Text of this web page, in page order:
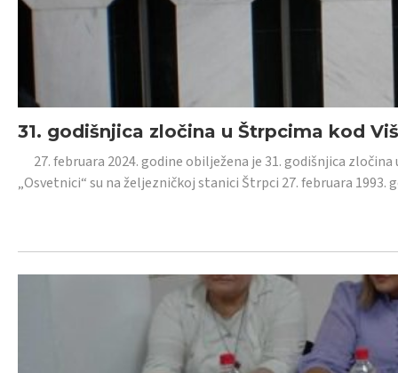
31. godišnjica zločina u Štrpcima kod
27. februara 2024. godine obilježena je 31. godišnjica
„Osvetnici“ su na željezničkoj stanici Štrpci 27. februara 1993.